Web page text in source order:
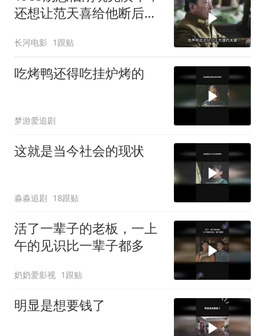
还想让范天喜给他断后，
人
长河电影 1跟贴
吃烤鸭还得吃挂炉烤的
梦游爱追剧
这就是当今社会的现状
淼淼追剧 18跟贴
活了一辈子的老板，一上
午的见识比一辈子都多
奶奶爱影视 1跟贴
明显是想要钱了